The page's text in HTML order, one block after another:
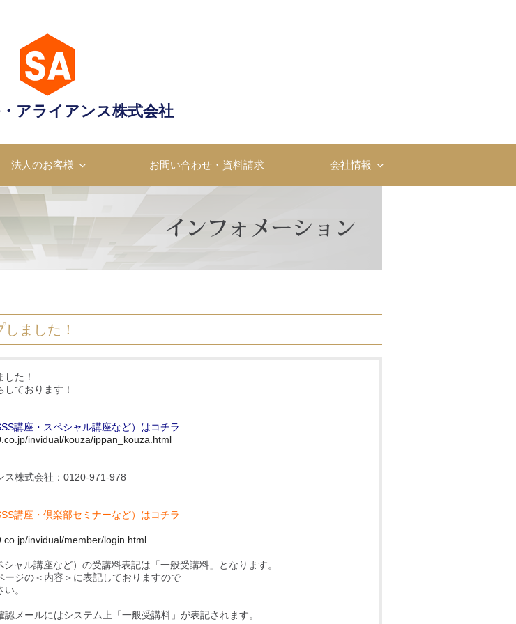
アンス株式会社
アライアンス株式会社
法人のお客様 お問い合わせ・資料請求 会社情報
ました！
た！
ております！
講座・スペシャル講座など）はコチラ
invidual/kouza/ippan_kouza.html
ス株式会社：0120-971-978
講座・倶楽部セミナーなど）はコチラ
invidual/member/login.html
ャル講座など）の受講料表記は「一般受講料」となります。
ージの＜内容＞に表記しておりますので
。
メールにはシステム上「一般受講料」が表記されます。